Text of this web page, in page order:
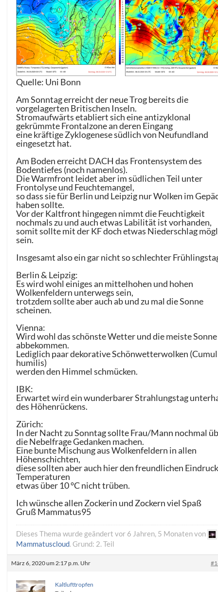
Quelle: Uni Bonn
Am Sonntag erreicht der neue Trog bereits die
vorgelagerten Britischen Inseln.
Stromaufwärts etabliert sich eine antizyklonal
gekrümmte Frontalzone an deren Eingang
eine kräftige Zyklogenese südlich von Neufundland
eingesetzt hat.
Am Boden erreicht DACH das Frontensystem des
Bodentiefes (noch namenlos).
Die Warmfront leidet aber im südlichen Teil unter
Frontolyse und Feuchtemangel,
so dass sie für Berlin und Leipzig nur Wolken im
haben sollte.
Vor der Kaltfront hingegen nimmt die Feuchtigkeit
nochmals zu und auch etwas Labilität ist vorhanden,
somit sollte mit der KF doch etwas Niederschlag
sein.
Insgesamt also ein gar nicht so schlechter
Berlin & Leipzig:
Es wird wohl einiges an mittelhohen und hohen
Wolkenfeldern unterwegs sein,
trotzdem sollte aber auch ab und zu mal die Sonne
scheinen.
Vienna:
Wird wohl das schönste Wetter und die meiste Sonne
abbekommen.
Lediglich paar dekorative Schönwetterwolken
humilis)
werden den Himmel schmücken.
IBK:
Erwartet wird ein wunderbarer Strahlungstag
des Höhenrückens.
Zürich:
In der Nacht zu Sonntag sollte Frau/Mann nochmal
die Nebelfrage Gedanken machen.
Eine bunte Mischung aus Wolkenfeldern in allen
Höhenschichten,
diese sollten aber auch hier den freundlichen
Temperaturen
etwas über 10 °C nicht trüben.
Ich wünsche allen Zockerin und Zockern viel Spaß
Gruß Mammatus95
Dieses Thema wurde geändert vor 6 Jahren, 5 Monaten von
Mammatuscloud. Grund: 2. Teil
März 6, 2020 um 2:17 p.m. Uhr
Kaltlufttropfen